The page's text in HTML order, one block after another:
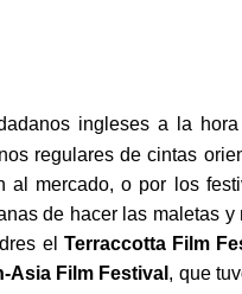
ingleses a la
regulares de cintas
al mercado, o por los
de hacer las maletas y
el Terraccotta Film
Asia Film Festival , que